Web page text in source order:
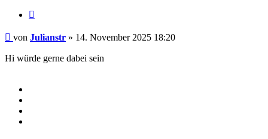
Beitrag
von Julianstr » 14. November 2025 18:20
Hi würde gerne dabei sein